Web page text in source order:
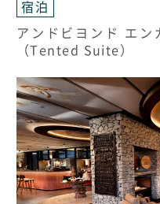
宿泊
アンドビヨンド エン
（Tented Suite）